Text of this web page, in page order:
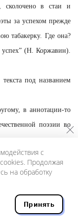
сколочено в стаи и
за успехом прежде
табакерку. Где она?
(Н. Коржавин).
под названием
в аннотации-то
поэзии во
страниц книга
— выходит на краю
виде, нежели
расшифровкой
серии «Рубежа»:
с
Продолжая
на обработку
Принять